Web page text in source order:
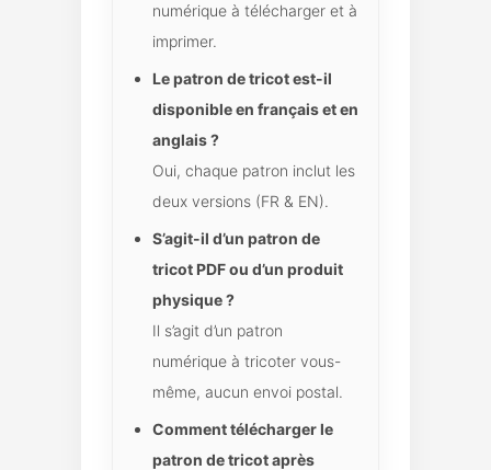
numérique à télécharger et à
imprimer.
Le patron de tricot est-il
disponible en français et en
anglais ?
Oui, chaque patron inclut les
deux versions (FR & EN).
S’agit-il d’un patron de
tricot PDF ou d’un produit
physique ?
Il s’agit d’un patron
numérique à tricoter vous-
même, aucun envoi postal.
Comment télécharger le
patron de tricot après